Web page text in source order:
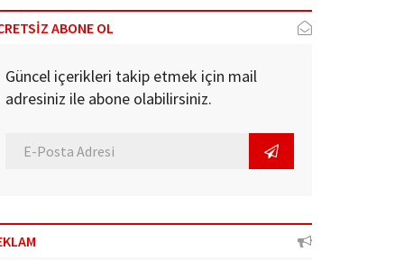
ABONE OL
Güncel içerikleri takip etmek için mail
adresiniz ile abone olabilirsiniz.